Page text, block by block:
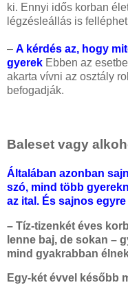
ki. Ennyi idős korban
légzésleállás is
– A kérdés az, hogy
gyerek Ebben az
akarta vívni az osztály
befogadják.
Baleset vagy
Általában azonban
szó, mind több
az ital. És sajnos
– Tíz-tizenkét éves
lenne baj, de sokan –
mind gyakrabban
Egy-két évvel később